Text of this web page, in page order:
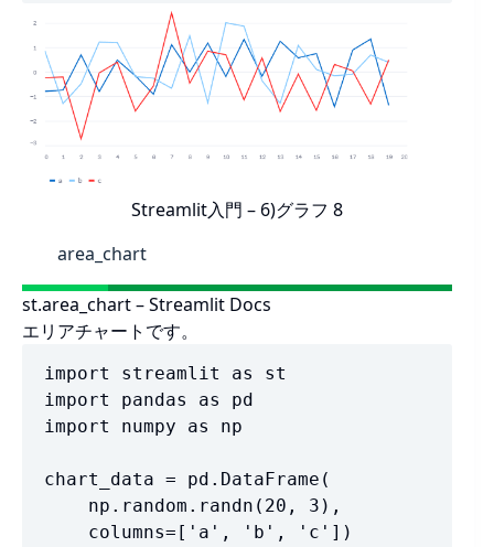
Streamlit入門 – 6)グラフ 8
area_chart
st.area_chart – Streamlit Docs
エリアチャートです。
import streamlit as st
import pandas as pd
import numpy as np
chart_data = pd.DataFrame(